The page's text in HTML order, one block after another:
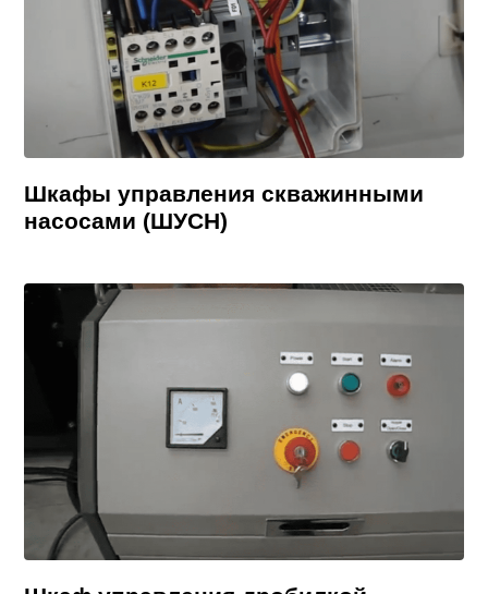
Шкафы управления скважинными
насосами (ШУСН)